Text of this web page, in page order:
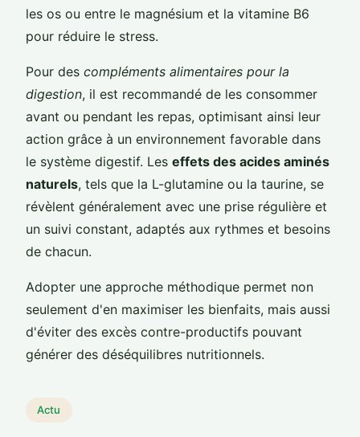
les os ou entre le magnésium et la vitamine B6
pour réduire le stress.
Pour des compléments alimentaires pour la
digestion, il est recommandé de les consommer
avant ou pendant les repas, optimisant ainsi leur
action grâce à un environnement favorable dans
le système digestif. Les effets des acides aminés
naturels, tels que la L-glutamine ou la taurine, se
révèlent généralement avec une prise régulière et
un suivi constant, adaptés aux rythmes et besoins
de chacun.
Adopter une approche méthodique permet non
seulement d'en maximiser les bienfaits, mais aussi
d'éviter des excès contre-productifs pouvant
générer des déséquilibres nutritionnels.
Actu